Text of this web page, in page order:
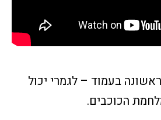
בעמוד – לגמרי יכול
הכוכבים.